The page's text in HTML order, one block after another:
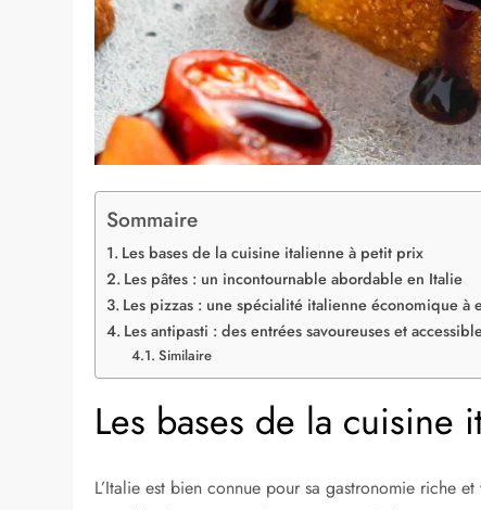
Sommaire
Les bases de la cuisine italienne à petit prix
Les pâtes : un incontournable abordable en Italie
Les pizzas : une spécialité italienne économique à
Les antipasti : des entrées savoureuses et
Similaire
Les bases de la cuisine
L’Italie est bien connue pour sa gastronomie riche